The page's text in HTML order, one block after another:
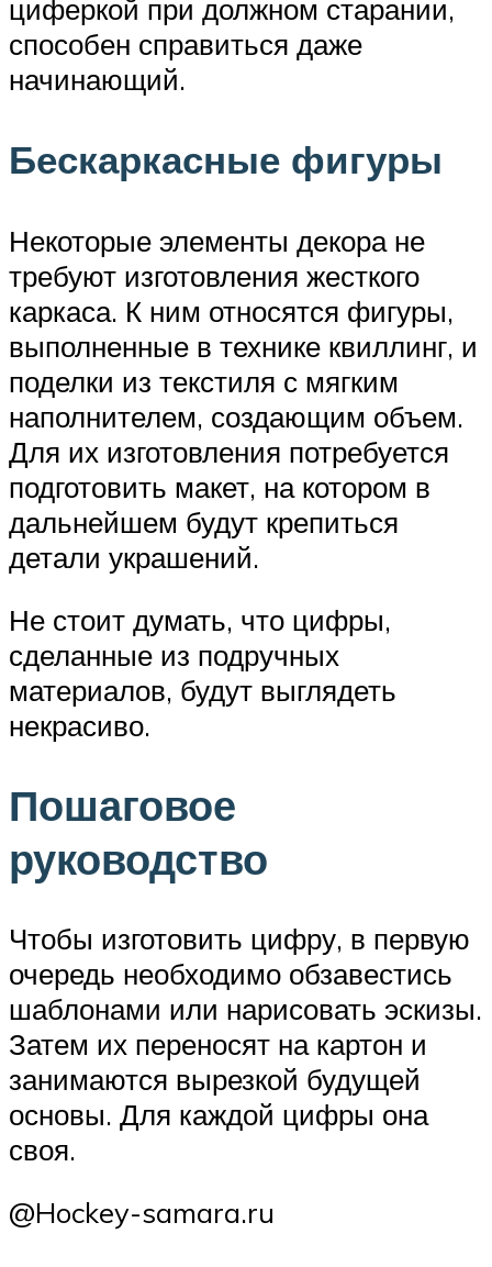
циферкой при должном старании,
способен справиться даже
начинающий.
Бескаркасные фигуры
Некоторые элементы декора не
требуют изготовления жесткого
каркаса. К ним относятся фигуры,
выполненные в технике квиллинг, и
поделки из текстиля с мягким
наполнителем, создающим объем.
Для их изготовления потребуется
подготовить макет, на котором в
дальнейшем будут крепиться
детали украшений.
Не стоит думать, что цифры,
сделанные из подручных
материалов, будут выглядеть
некрасиво.
Пошаговое
руководство
Чтобы изготовить цифру, в первую
очередь необходимо обзавестись
шаблонами или нарисовать эскизы.
Затем их переносят на картон и
занимаются вырезкой будущей
основы. Для каждой цифры она
своя.
@Hockey-samara.ru